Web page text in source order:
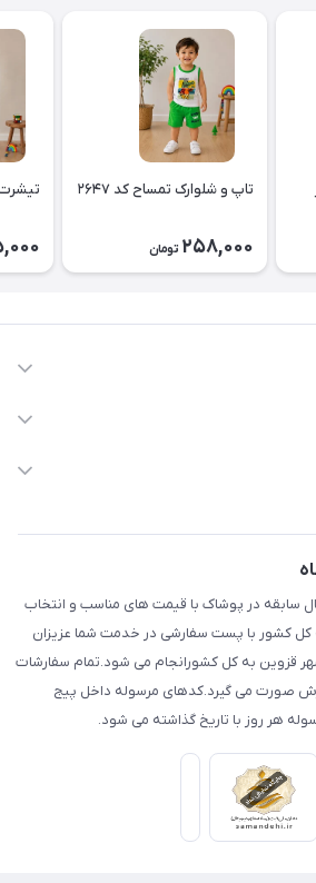
تاپ و شلوارک تمساح کد ۲۶۴۷
258,000 تومان
تیشرت
آرشیدا شاپ با ۲۰ سال سابقه در پوشاک با قیمت های مناسب و انتخاب
کل کشور با پست سفارشی در خدمت شما عزیزان
قزوین به کل کشورانجام می شود.تمام سفارشات
صورت می گیرد.کدهای مرسوله داخل پیج
هر روز با تاریخ گذاشته می شود.